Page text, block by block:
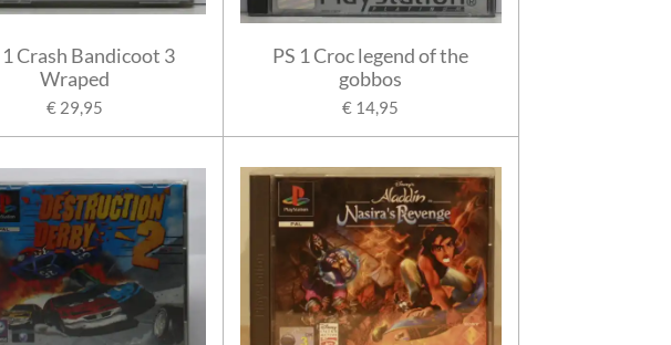
1 Crash Bandicoot 3
Wraped
€ 29,95
PS 1 Croc legend of the
gobbos
€ 14,95